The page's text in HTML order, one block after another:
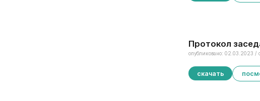
Протокол
опубликовано: 02.03.2023 /
скачать